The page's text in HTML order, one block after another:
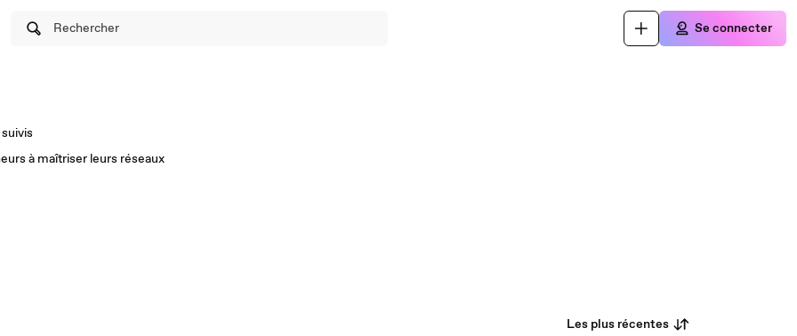
Rechercher Se connecter
suivis
à maîtriser leurs réseaux
Les plus récentes